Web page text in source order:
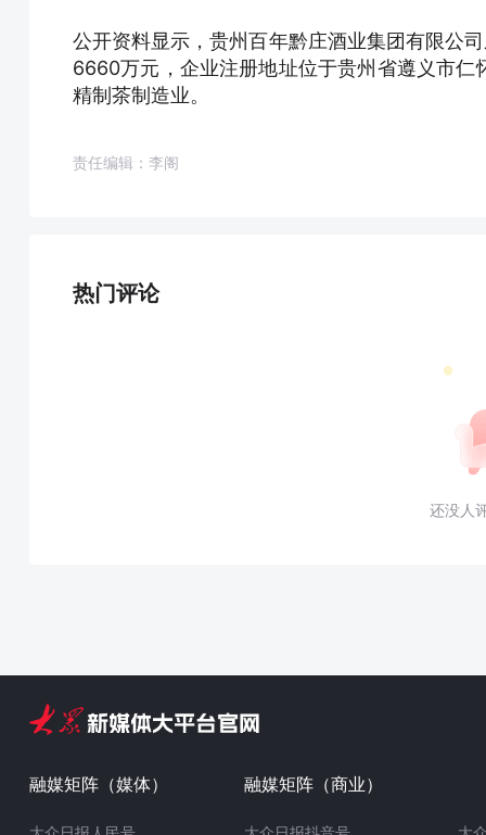
公开资料显示，贵州百年黔庄酒业集团有限公
6660万元，企业注册地址位于贵州省遵义市
精制茶制造业。
责任编辑：李阁
热门评论
还没人
融媒矩阵（媒体） 融媒矩阵（商业）